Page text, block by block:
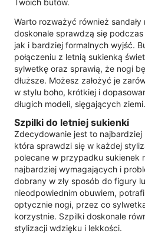
Warto rozważyć również
doskonale sprawdzą się
jak i bardziej formalnych wyjść.
połączeniu z letnią sukienką
sylwetkę oraz sprawią, że nogi
dłuższe. Możesz założyć je
w stylu boho, krótkiej i
długich modeli, sięgających ziemi.
Szpilki do letniej sukienki
Zdecydowanie jest to
która sprawdzi się w każdej
polecane w przypadku
najbardziej wymagających i
dobrany w zły sposób do figury
nieodpowiednim obuwiem,
optycznie nogi, przez co
korzystnie. Szpilki doskonale
stylizacji wdzięku i lekkości.